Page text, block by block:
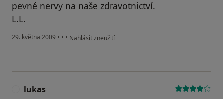
pevné nervy na naše zdravotnictví.
L.L.
29. května 2009 • • • podle názoru uživatele L.L.
Nahlásit zneužití
lukas